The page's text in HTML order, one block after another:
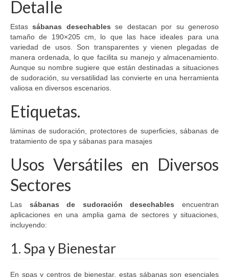
Detalle
Estassábanas desechables se destacan por su generoso
tamaño de 190×205 cm, lo que las hace ideales para una
variedad de usos. Son transparentes y vienen plegadas de
manera ordenada, lo que facilita su manejo y almacenamiento.
Aunque su nombre sugiere que están destinadas a situaciones
de sudoración, su versatilidad las convierte en una herramienta
valiosa en diversos escenarios.
Etiquetas.
láminas de sudoración, protectores de superficies, sábanas de
tratamiento de spa y sábanas para masajes
Usos Versátiles en Diversos
Sectores
Las sábanas de sudoración desechables encuentran
aplicaciones en una amplia gama de sectores y situaciones,
incluyendo:
1. Spa y Bienestar
En spas y centros de bienestar, estas sábanas son esenciales